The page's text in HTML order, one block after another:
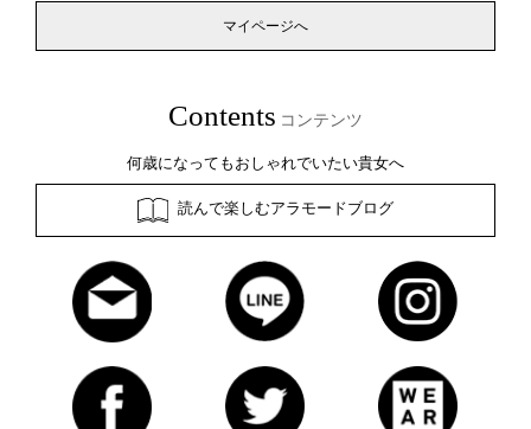
マイページへ
Contents コンテンツ
何歳になってもおしゃれでいたい貴女へ
読んで楽しむアラモードブログ